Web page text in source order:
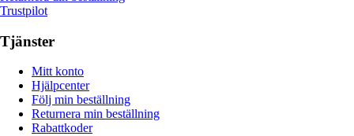
Trustpilot
Tjänster
Mitt konto
Hjälpcenter
Följ min beställning
Returnera min beställning
Rabattkoder